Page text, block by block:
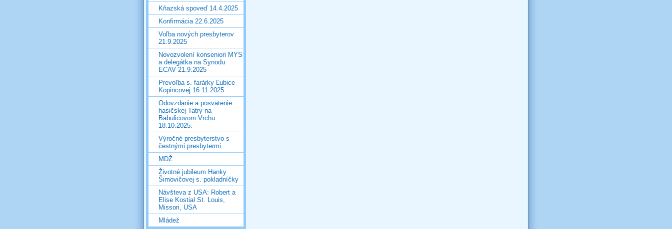
Kňazská spoveď 14.4.2025
Konfirmácia 22.6.2025
Voľba nových presbyterov
21.9.2025
Novozvolení konseniori MYS
a delegátka na Synodu
ECAV 21.9.2025
Prevoľba s. farárky Ľubice
Kopincovej 16.11.2025
Odovzdanie a posvätenie
hasičskej Tatry na
Babulicovom Vrchu
18.10.2025.
Výročné presbyterstvo s
čestnými presbytermi
MDŽ
Životné jubileum Hanky
Šimovičovej s. pokladníčky
Návšteva z USA: Robert a
Elise Kostial St. Louis,
Missori, USA
Mládež